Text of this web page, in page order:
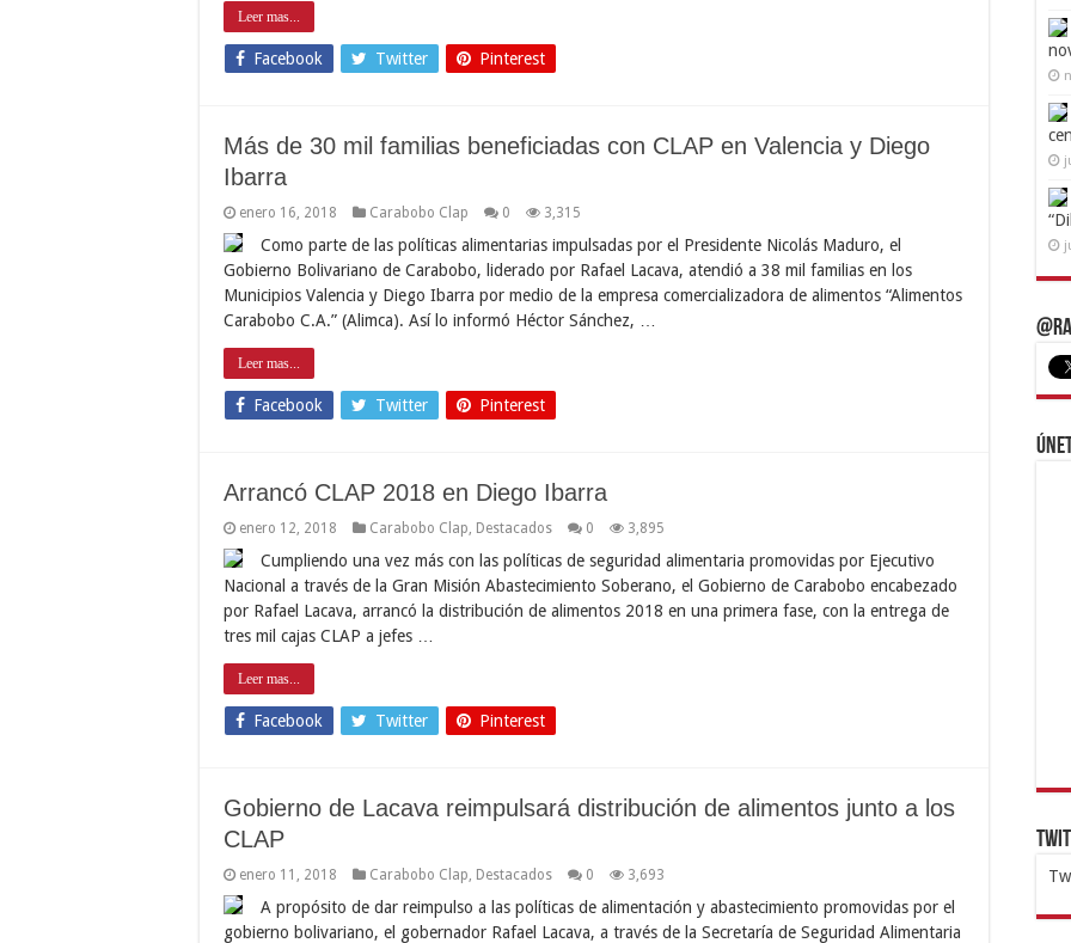
Leer mas...
Facebook Twitter Pinterest
Más de 30 mil familias beneficiadas con CLAP en Valencia y Diego
Ibarra
enero 16, 2018 Carabobo Clap 0 3,315
Como parte de las políticas alimentarias impulsadas por el Presidente Nicolás Maduro, el
Gobierno Bolivariano de Carabobo, liderado por Rafael Lacava, atendió a 38 mil familias en los
Municipios Valencia y Diego Ibarra por medio de la empresa comercializadora de alimentos “Alimentos
Carabobo C.A.” (Alimca). Así lo informó Héctor Sánchez, …
Leer mas...
Facebook Twitter Pinterest
Arrancó CLAP 2018 en Diego Ibarra
enero 12, 2018 Carabobo Clap Destacados 0 3,895
Cumpliendo una vez más con las políticas de seguridad alimentaria promovidas por Ejecutivo
Nacional a través de la Gran Misión Abastecimiento Soberano, el Gobierno de Carabobo encabezado
por Rafael Lacava, arrancó la distribución de alimentos 2018 en una primera fase, con la entrega de
tres mil cajas CLAP a jefes …
Leer mas...
Facebook Twitter Pinterest
Gobierno de Lacava reimpulsará distribución de alimentos junto a los
CLAP
enero 11, 2018 Carabobo Clap Destacados 0 3,693
A propósito de dar reimpulso a las políticas de alimentación y abastecimiento promovidas por el
gobierno bolivariano, el gobernador Rafael Lacava, a través de la Secretaría de Seguridad Alimentaria